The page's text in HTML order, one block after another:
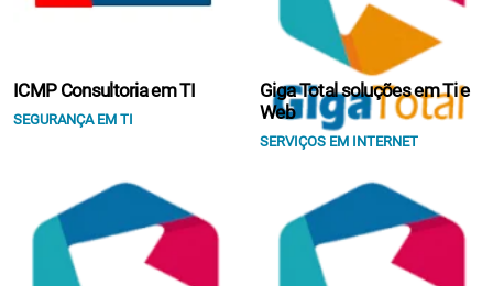
ICMP Consultoria em TI
SEGURANÇA EM TI
Giga Total soluções em Ti e
Web
SERVIÇOS EM INTERNET